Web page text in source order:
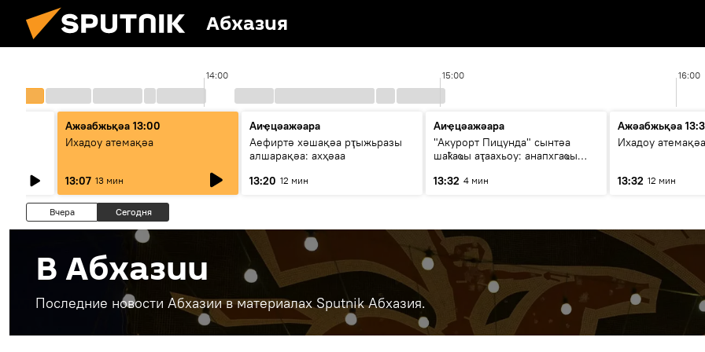
Абхазия
14:00 15:00 16:00
Ажәабжьқәа 13:00
Ихадоу атемақәа
13:07 13 мин
Аиҿцәажәара
Аефиртә хәшақәа рҭыжьразы
алшарақәа: ахҳәаа
13:20 12 мин
Аиҿцәажәара
"Акурорт Пицунда" сынтәа
шаҟаҩы аҭаахьоу: анапхгаҩы
13:32 4 мин
Ажәабжьқәа
Ихадоу атемақәа
13:32 12 мин
Вчера Сегодня
В Абхазии
Последние новости Абхазии в материалах Sputnik Абхазия.